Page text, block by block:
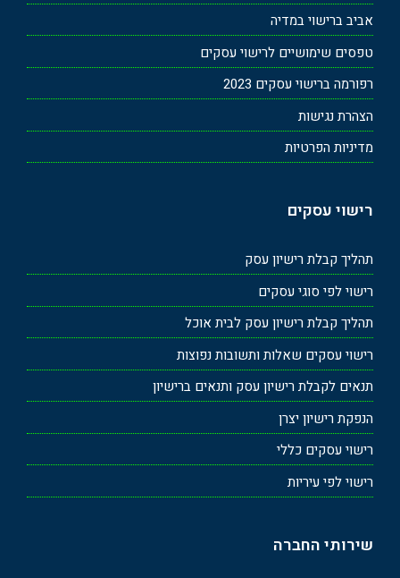
אביב ברישוי במדיה
טפסים שימושיים לרישוי עסקים
רפורמה ברישוי עסקים 2023
הצהרת נגישות
מדיניות הפרטיות
רישוי עסקים
תהליך קבלת רישיון עסק
רישוי לפי סוגי עסקים
תהליך קבלת רישיון עסק לבית אוכל
רישוי עסקים שאלות ותשובות נפוצות
תנאים לקבלת רישיון עסק ותנאים ברישיון
הנפקת רישיון יצרן
רישוי עסקים כללי
רישוי לפי עיריות
שירותי החברה